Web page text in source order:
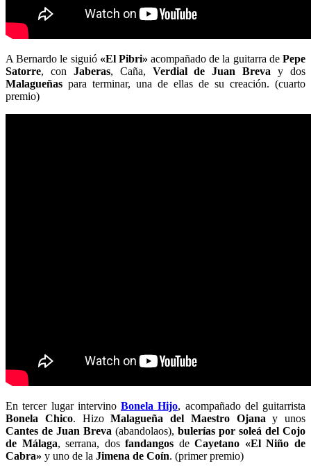
A Bernardo le siguió «El Pibri» acompañado de la guitarra dePepe
Satorre, con Jaberas, Caña, Verdial de Juan Breva y dos
Malagueñas para terminar, una de ellas de su creación. (cuarto
premio)
En tercer lugar intervino Bonela Hijo, acompañado del guitarrista
Bonela Chico. HizoMalagueña del Maestro Ojana y unos
Cantes de Juan Breva (abandolaos), bulerías por soleá del Cojo
de Málaga, serrana, dosfandangos deCayetano «El Niño de
Cabra» y uno de la Jimena de Coín. (primer premio)